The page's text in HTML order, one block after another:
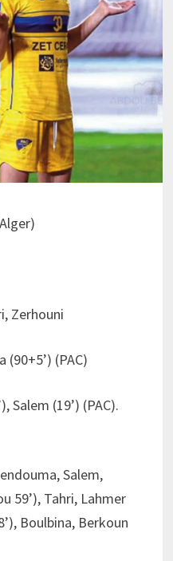
Zerhouni
(90+5’) (PAC)
Salem (19’) (PAC).
Salem,
59’), Tahri, Lahmer
Boulbina, Berkoun